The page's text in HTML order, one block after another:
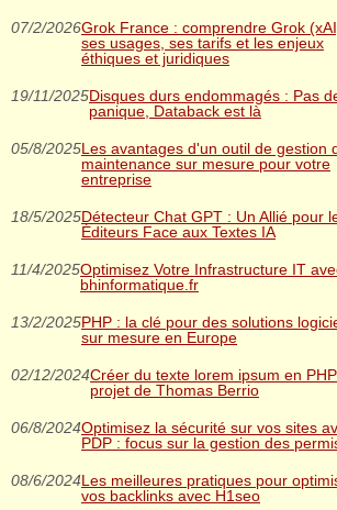
07/2/2026Grok France : comprendre Grok
ses usages, ses tarifs et les enjeux
éthiques et juridiques
19/11/2025Disques durs endommagés : Pas
panique, Databack est là
05/8/2025Les avantages d'un outil de gestion
maintenance sur mesure pour votre
entreprise
18/5/2025Détecteur Chat GPT : Un Allié pour
Éditeurs Face aux Textes IA
11/4/2025Optimisez Votre Infrastructure IT
bhinformatique.fr
13/2/2025PHP : la clé pour des solutions
sur mesure en Europe
02/12/2024Créer du texte lorem ipsum en
projet de Thomas Berrio
06/8/2024Optimisez la sécurité sur vos sites
PDP : focus sur la gestion des
08/6/2024Les meilleures pratiques pour
vos backlinks avec H1seo